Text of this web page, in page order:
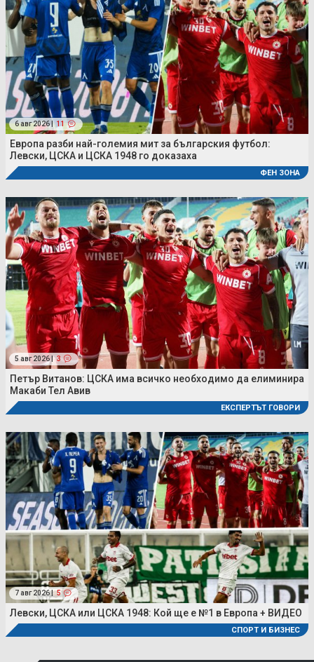
6 авг 2026 | 11
Европа разби най-големия мит за българския футбол:
Левски, ЦСКА и ЦСКА 1948 го доказаха
ФЕН ЗОНА
5 авг 2026 | 3
Петър Витанов: ЦСКА има всичко необходимо да елиминира
Макаби Тел Авив
ЕКСПЕРТЪТ ГОВОРИ
7 авг 2026 | 5
Левски, ЦСКА или ЦСКА 1948: Кой ще е №1 в Европа + ВИДЕО
СПОРТ И БИЗНЕС